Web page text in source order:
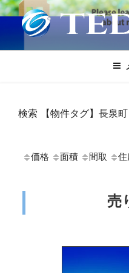
コ
ン
ティーイーディ
津市 三島市 静岡
ティーイーディー株式会社不
検索 【物件タグ】長泉町
価格 面積 間取 住
売